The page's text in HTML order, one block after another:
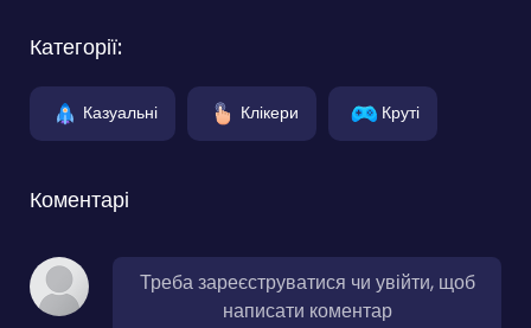
Категорії:
Казуальні Клікери Круті
Коментарі
Треба зареєструватися чи увійти, щоб
написати коментар